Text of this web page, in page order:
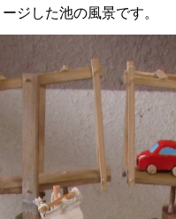
ジした池の風景です。